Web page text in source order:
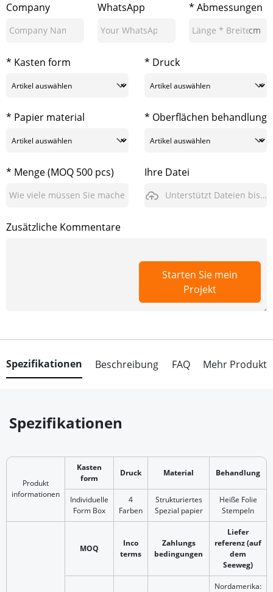
Company WhatsApp * Abmessungen
cm
* Kasten form * Druck
* Papier material * Oberflächen behandlung
* Menge (MOQ 500 pcs) Ihre Datei
Unterstützt Dateien bis zu 3GB
Zusätzliche Kommentare
Starten Sie mein
Projekt
Spezifikationen Beschreibung FAQ Mehr Produkt
Spezifikationen
Produkt
informationen
Kasten
form
Druck Material Behandlung
Individuelle
Form Box
4
Farben
Strukturiertes
Spezial papier
Heiße Folie
Stempeln
MOQ
Inco
terms
Zahlungs
bedingungen
Liefer
referenz (auf
dem
Seeweg)
Nordamerika: